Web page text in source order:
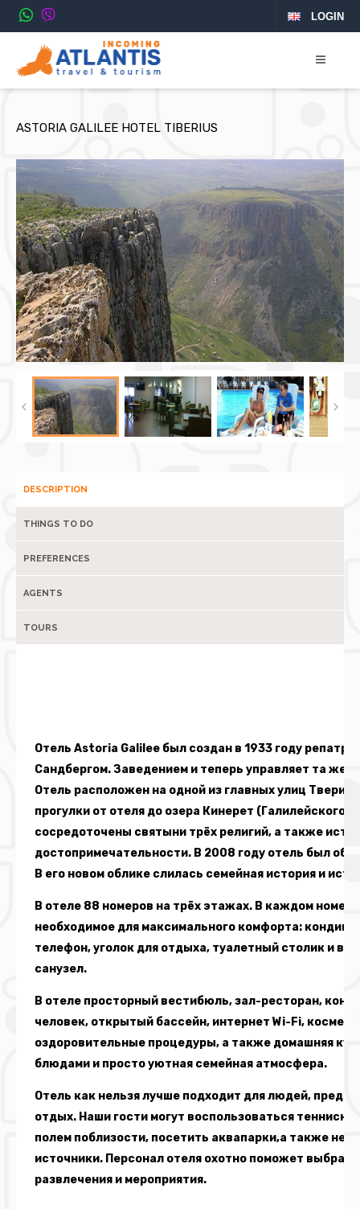
LOGIN
ASTORIA GALILEE HOTEL TIBERIUS
DESCRIPTION
THINGS TO DO
PREFERENCES
AGENTS
TOURS
Отель Astoria Galilee был создан в 1933 году
Сандбергом. Заведением и теперь управляет та же
Отель расположен на одной из главных улиц
прогулки от отеля до озера Кинерет (Галилейского
сосредоточены святыни трёх религий, а также
достопримечательности. В 2008 году отель был
В его новом облике слилась семейная история и
В отеле 88 номеров на трёх этажах. В каждом
необходимое для максимального комфорта:
телефон, уголок для отдыха, туалетный столик и
санузел.
В отеле просторный вестибюль, зал-ресторан,
человек, открытый бассейн, интернет Wi-Fi,
оздоровительные процедуры, а также домашняя
блюдами и просто уютная семейная атмосфера.
Отель как нельзя лучше подходит для людей,
отдых. Наши гости могут воспользоваться
полем поблизости, посетить аквапарки,а также
источники. Персонал отеля охотно поможет
развлечения и мероприятия.